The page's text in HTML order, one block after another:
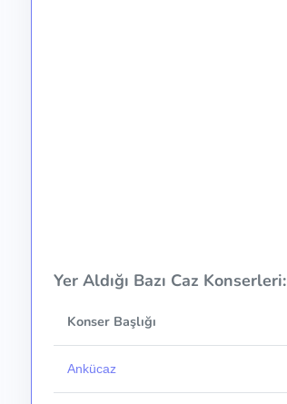
Yer Aldığı Bazı Caz Konserleri:
Konser Başlığı
Ankücaz